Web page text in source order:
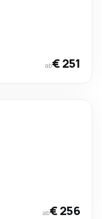
ab€ 251
ab€ 256